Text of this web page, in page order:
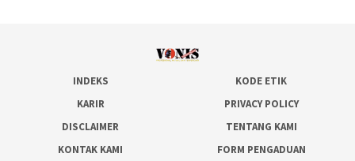
INDEKS
KODE ETIK
KARIR
PRIVACY POLICY
DISCLAIMER
TENTANG KAMI
KONTAK KAMI
FORM PENGADUAN